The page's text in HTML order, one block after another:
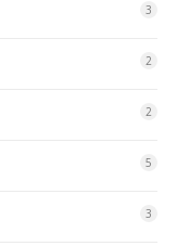
3
2
2
5
3